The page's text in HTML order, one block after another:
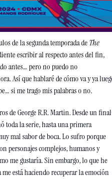
de la segunda temporada de The
escribir al respecto antes del fin,
antes… pero no puedo no
Así que hablaré de cómo va y ya
si me trago mis palabras o no.
de George R.R. Martin. Desde un final
toda la serie, hasta una primera
mal sabor de boca. Lo sufro porque
personajes complejos, humanos y
me gustaría. Sin embargo, lo que he
está haciendo recuperar la emoción